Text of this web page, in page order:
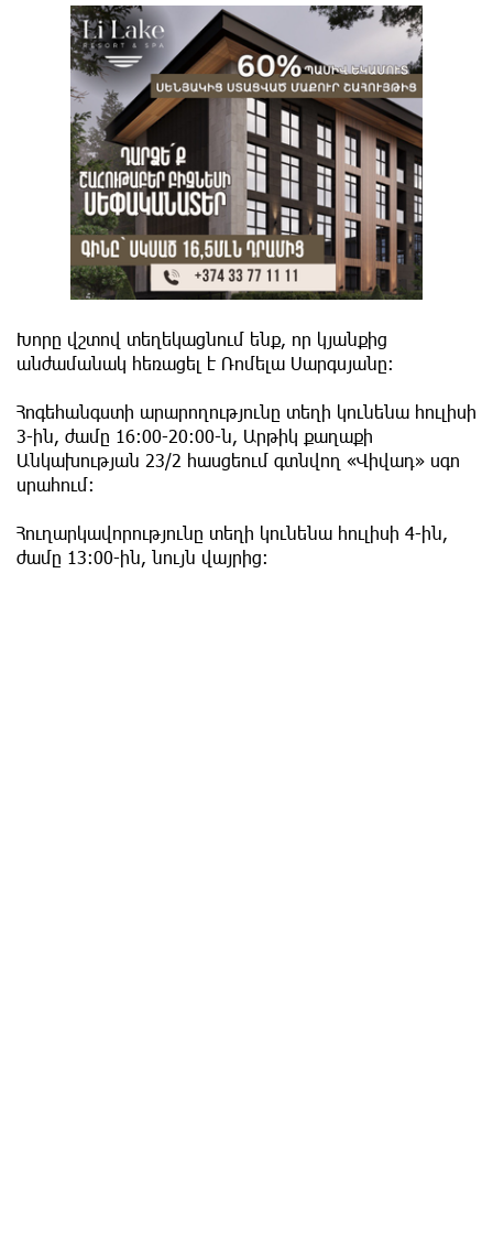
Խորը վշտով տեղեկացնում ենք, որ կյանքից
անժամանակ հեռացել է Ռոմելա Սարգսյանը:
Հոգեհանգստի արարողությունը տեղի կունենա հուլիսի
3-ին, ժամը 16:00-20:00-ն, Արթիկ քաղաքի
Անկախության 23/2 հասցեում գտնվող «Վիվադ» սգո
սրահում:
Հուղարկավորությունը տեղի կունենա հուլիսի 4-ին,
ժամը 13:00-ին, նույն վայրից: